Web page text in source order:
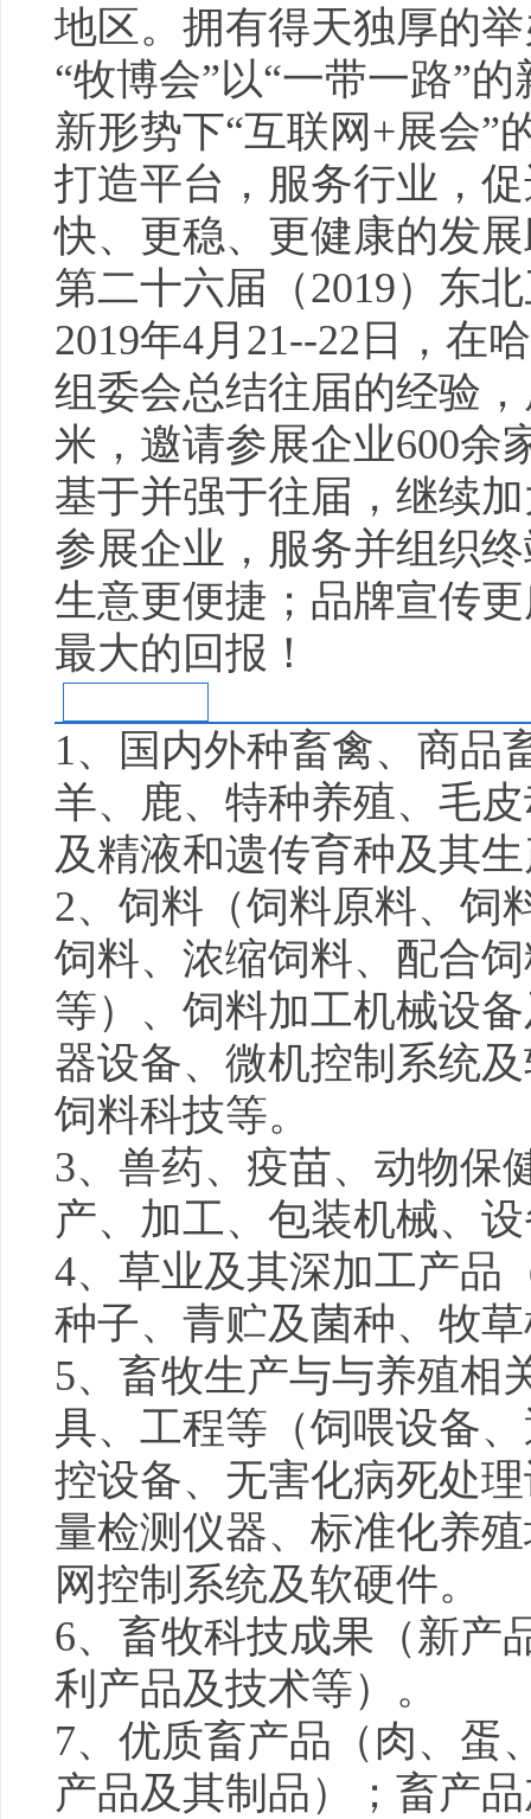
地区。拥有得天独厚的
“牧博会”以“一带一路”
新形势下“互联网+展会”
打造平台，服务行业，
快、更稳、更健康的发
第二十六届（2019）东
2019年4月21--22日，在
组委会总结往届的经验
米，邀请参展企业600余
基于并强于往届，继续
参展企业，服务并组织
生意更便捷；品牌宣传
最大的回报！
1、国内外种畜禽、商品
羊、鹿、特种养殖、毛
及精液和遗传育种及其
2、饲料（饲料原料、饲
饲料、浓缩饲料、配合
等）、饲料加工机械设
器设备、微机控制系统
饲料科技等。
3、兽药、疫苗、动物保
产、加工、包装机械、
4、草业及其深加工产品
种子、青贮及菌种、牧
5、畜牧生产与与养殖相
具、工程等（饲喂设备
控设备、无害化病死处
量检测仪器、标准化养
网控制系统及软硬件。
6、畜牧科技成果（新产
利产品及技术等）。
7、优质畜产品（肉、蛋
产品及其制品）；畜产